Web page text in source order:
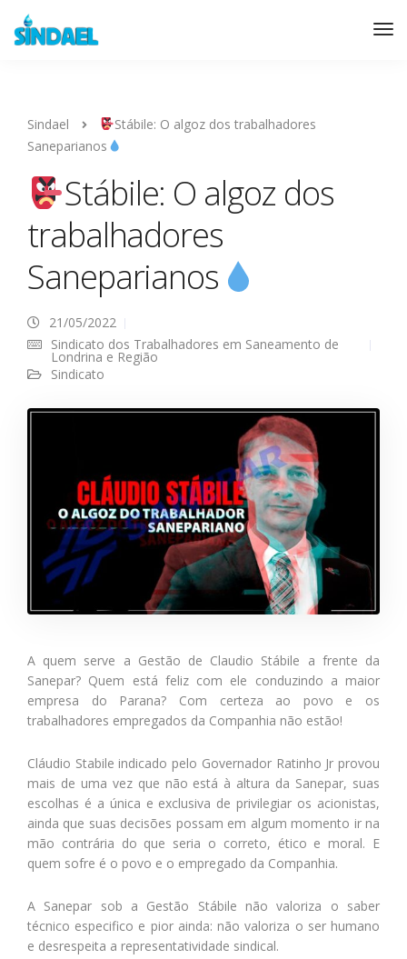
Sindael
Stábile: O algoz dos trabalhadores
Saneparianos
Stábile: O algoz dos
trabalhadores
Saneparianos
21/05/2022
Sindicato dos Trabalhadores em Saneamento de
Londrina e Região
Sindicato
A quem serve a Gestão de Claudio Stábile a frente da
Sanepar? Quem está feliz com ele conduzindo a maior
empresa do Parana? Com certeza ao povo e os
trabalhadores empregados da Companhia não estão!
Cláudio Stabile indicado pelo Governador Ratinho Jr provou
mais de uma vez que não está à altura da Sanepar, suas
escolhas é a única e exclusiva de privilegiar os acionistas,
ainda que suas decisões possam em algum momento ir na
mão contrária do que seria o correto, ético e moral. E
quem sofre é o povo e o empregado da Companhia.
A Sanepar sob a Gestão Stábile não valoriza o saber
técnico especifico e pior ainda: não valoriza o ser humano
e desrespeita a representatividade sindical.